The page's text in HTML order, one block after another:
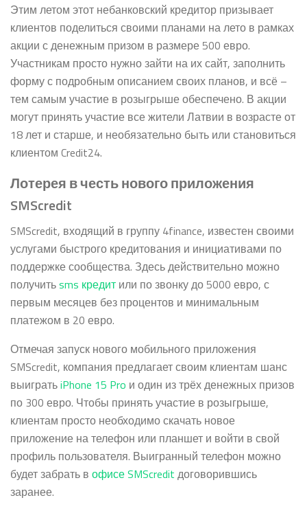
Этим летом этот небанковский кредитор призывает
клиентов поделиться своими планами на лето в рамках
акции с денежным призом в размере 500 евро.
Участникам просто нужно зайти на их сайт, заполнить
форму с подробным описанием своих планов, и всё –
тем самым участие в розыгрыше обеспечено. В акции
могут принять участие все жители Латвии в возрасте от
18 лет и старше, и необязательно быть или становиться
клиентом Credit24.
Лотерея в честь нового приложения
SMScredit
SMScredit, входящий в группу 4finance, известен своими
услугами быстрого кредитования и инициативами по
поддержке сообщества. Здесь действительно можно
получитьsms кредит или по звонку до 5000 евро, с
первым месяцев без процентов и минимальным
платежом в 20 евро.
Отмечая запуск нового мобильного приложения
SMScredit, компания предлагает своим клиентам шанс
выигратьiPhone 15 Pro и один из трёх денежных призов
по 300 евро. Чтобы принять участие в розыгрыше,
клиентам просто необходимо скачать новое
приложение на телефон или планшет и войти в свой
профиль пользователя. Выигранный телефон можно
будет забрать в офисе SMScredit договорившись
заранее.